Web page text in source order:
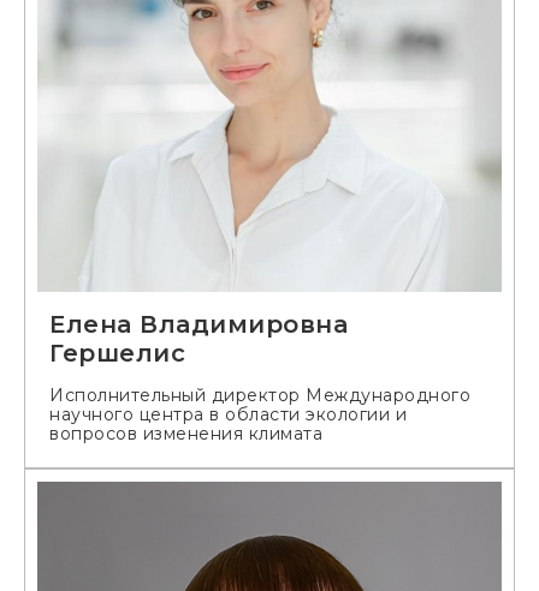
Елена Владимировна
Гершелис
Исполнительный директор Международного
научного центра в области экологии и
вопросов изменения климата